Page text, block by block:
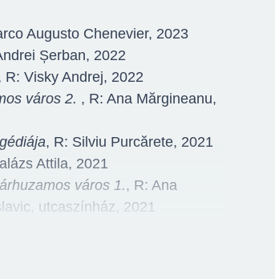
Augusto Chenevier, 2023
Șerban, 2022
R: Visky Andrej, 2022
város 2. , R: Ana Mărgineanu,
, R: Silviu Purcărete, 2021
Attila, 2021
város 1., R: Ana
utcaszínház, 2021